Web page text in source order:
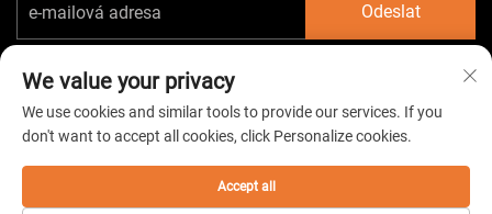
Odeslat
Copyright © 2026 China Taizhou HarsMarg Electromechenical Co. Ltd.
Všechna práva vyhrazena. - Zásady ochrany soukromí
We value your privacy
We use cookies and similar tools to provide our services. If you
don't want to accept all cookies, click Personalize cookies.
Accept all